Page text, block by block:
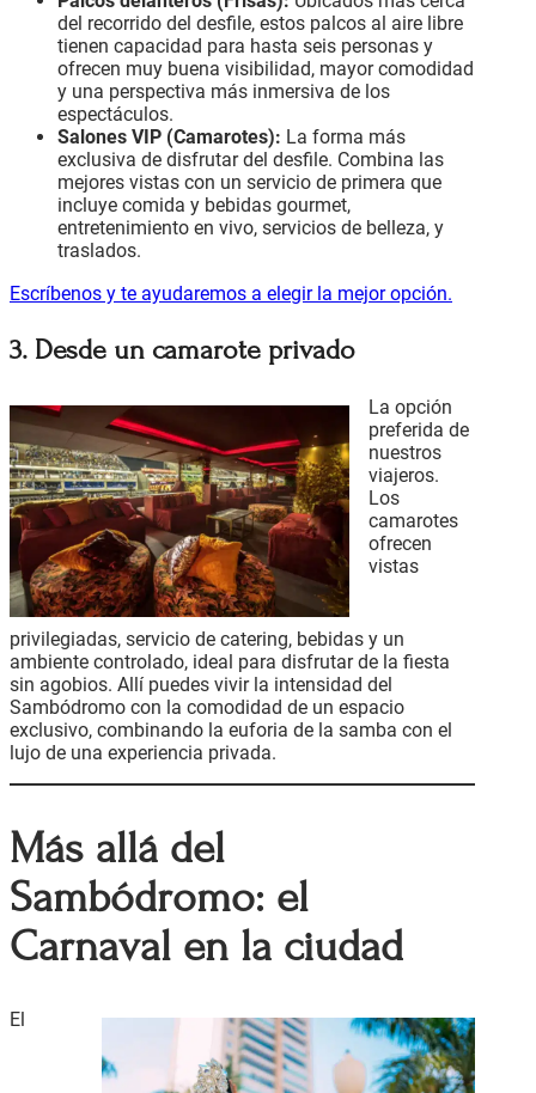
del recorrido del desfile, estos palcos al aire libre
tienen capacidad para hasta seis personas y
ofrecen muy buena visibilidad, mayor comodidad
y una perspectiva más inmersiva de los
espectáculos.
Salones VIP (Camarotes): La forma más
exclusiva de disfrutar del desfile. Combina las
mejores vistas con un servicio de primera que
incluye comida y bebidas gourmet,
entretenimiento en vivo, servicios de belleza, y
traslados.
Escríbenos y te ayudaremos a elegir la mejor opción.
3. Desde un camarote privado
La opción
preferida de
nuestros
viajeros.
Los
camarotes
ofrecen
vistas
privilegiadas, servicio de catering, bebidas y un
ambiente controlado, ideal para disfrutar de la fiesta
sin agobios. Allí puedes vivir la intensidad del
Sambódromo con la comodidad de un espacio
exclusivo, combinando la euforia de la samba con el
lujo de una experiencia privada.
Más allá del
Sambódromo: el
Carnaval en la ciudad
El